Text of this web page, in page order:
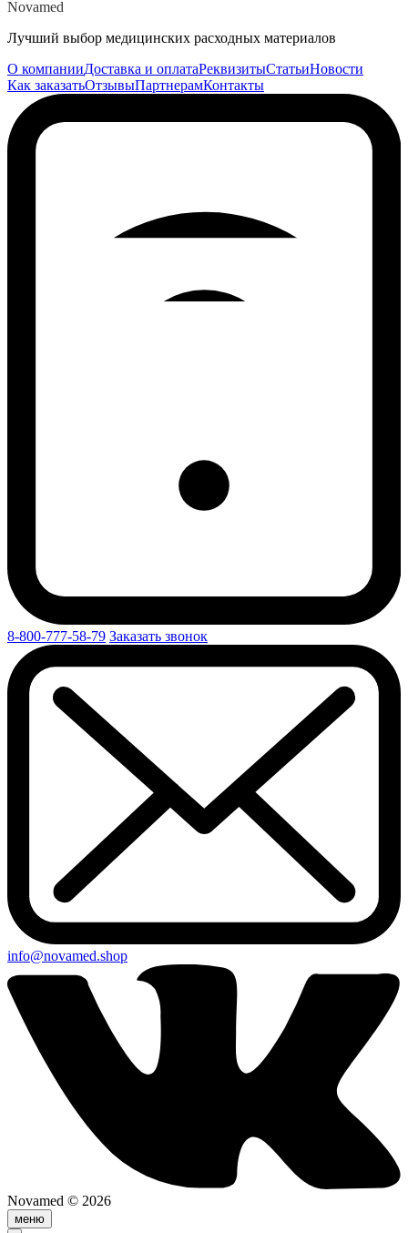
Novamed
Лучший выбор медицинских расходных материалов
О компанииДоставка и оплатаРеквизитыСтатьиНовости
Как заказатьОтзывыПартнерамКонтакты
8-800-777-58-79 Заказать звонок
info@novamed.shop
Novamed © 2026
меню